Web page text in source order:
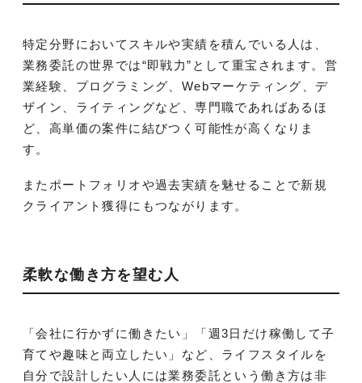
特定分野においてスキルや実績を積んでいる人は、
業務委託の世界では“即戦力”として重宝されます。営
業経験、プログラミング、Webマーケティング、デ
ザイン、ライティングなど、専門職であればあるほ
ど、高単価の案件に結びつく可能性が高くなりま
す。
またポートフォリオや過去実績を魅せることで新規
クライアント獲得にもつながります。
柔軟な働き方を望む人
「会社に行かずに働きたい」「週3日だけ稼働して子
育てや趣味と両立したい」など、ライフスタイルを
自分で設計したい人には業務委託という働き方は非